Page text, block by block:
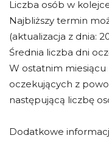
Liczba osób w
Najbliższy termin
(aktualizacja z dnia:
Średnia liczba dni
W ostatnim miesiącu
oczekujących z
następującą liczbę
Dodatkowe